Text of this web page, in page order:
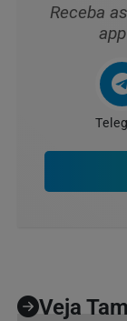
Receba
Veja